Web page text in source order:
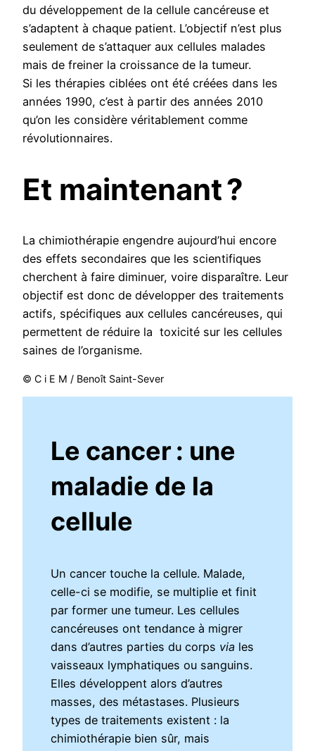
du développement de la cellule cancéreuse et
s’adaptent à chaque patient. L’objectif n’est plus
seulement de s’attaquer aux cellules malades
mais de freiner la croissance de la tumeur.
Si les thérapies ciblées ont été créées dans les
années 1990, c’est à partir des années 2010
qu’on les considère véritablement comme
révolutionnaires.
Et maintenant ?
La chimiothérapie engendre aujourd’hui encore
des effets secondaires que les scientifiques
cherchent à faire diminuer, voire disparaître. Leur
objectif est donc de développer des traitements
actifs, spécifiques aux cellules cancéreuses, qui
permettent de réduire la toxicité sur les cellules
saines de l’organisme.
© C i E M / Benoît Saint-Sever
Le cancer : une
maladie de la
cellule
Un cancer touche la cellule. Malade,
celle-ci se modifie, se multiplie et finit
par former une tumeur. Les cellules
cancéreuses ont tendance à migrer
dans d’autres parties du corps via les
vaisseaux lymphatiques ou sanguins.
Elles développent alors d’autres
masses, des métastases. Plusieurs
types de traitements existent : la
chimiothérapie bien sûr, mais